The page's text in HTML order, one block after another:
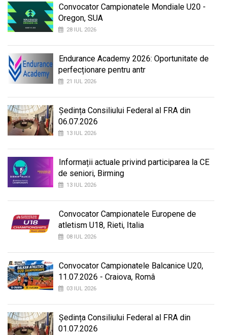
Convocator Campionatele Mondiale U20 -
Oregon, SUA
28 IUL 2026
Endurance Academy 2026: Oportunitate de
perfecționare pentru antr
21 IUL 2026
Ședința Consiliului Federal al FRA din
06.07.2026
13 IUL 2026
Informații actuale privind participarea la CE
de seniori, Birming
13 IUL 2026
Convocator Campionatele Europene de
atletism U18, Rieti, Italia
08 IUL 2026
Convocator Campionatele Balcanice U20,
11.07.2026 - Craiova, Româ
03 IUL 2026
Ședința Consiliului Federal al FRA din
01.07.2026